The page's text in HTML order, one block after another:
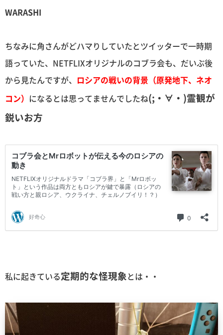
WARASHI
ちなみに角さんがどハマりしていたとツイッターで一時期
語っていた、NETFLIXオリジナルのコブラ会も、だいぶ後
から見たんですが、 ロシアの戦いの背景（原発地下、ネオ
コン） になるとは思ってませんでしたね(;・∀・)霊観が
鋭いお方
私に起きている定期的な怪現象とは・・